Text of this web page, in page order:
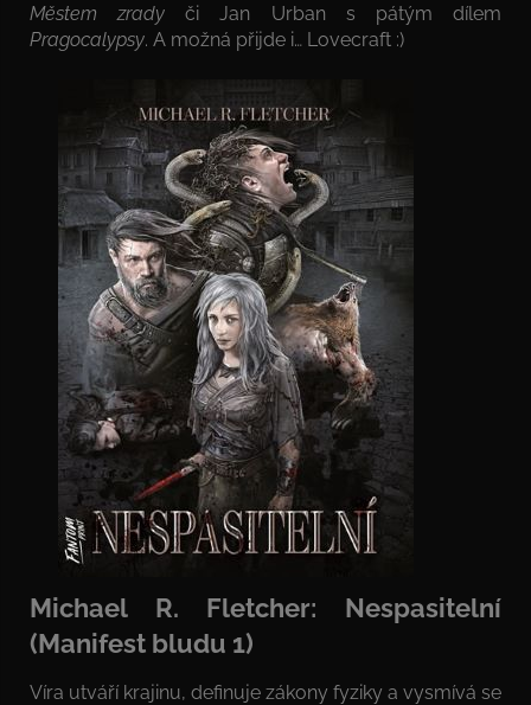
Městem zrady či Jan Urban s pátým dílem
Pragocalypsy. A možná přijde i… Lovecraft :)
Michael R. Fletcher: Nespasitelní
(Manifest bludu 1)
Víra utváří krajinu, definuje zákony fyziky a vysmívá se